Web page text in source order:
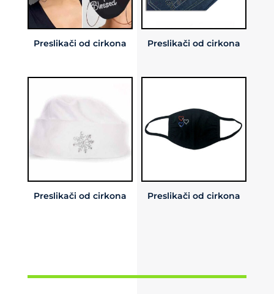
Preslikači od cirkona Preslikači od cirkona
Preslikači od cirkona Preslikači od cirkona